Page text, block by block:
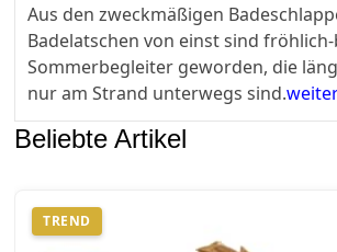
Aus den zweckmäßigen
Badelatschen von einst sind
Sommerbegleiter geworden, die
nur am Strand unterwegs sind.
Beliebte Artikel
TREND